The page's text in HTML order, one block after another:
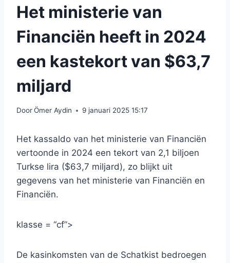
Het ministerie van
Financiën heeft in 2024
een kastekort van $63,7
miljard
DoorÖmer Aydin 9 januari 2025 15:17
Het kassaldo van het ministerie van Financiën
vertoonde in 2024 een tekort van 2,1 biljoen
Turkse lira ($63,7 miljard), zo blijkt uit
gegevens van het ministerie van Financiën en
Financiën.
klasse = “cf”>
De kasinkomsten van de Schatkist bedroegen